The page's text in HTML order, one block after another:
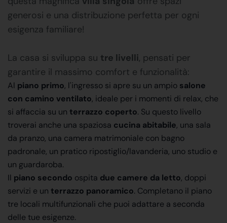
generosi e una distribuzione perfetta per ogni
esigenza familiare!
La casa si sviluppa su tre livelli, pensati per
garantire il massimo comfort e funzionalità:
Al piano primo, l'ingresso si apre su un ampio salone
con camino ventilato, ideale per i momenti di relax, che
si affaccia su un terrazzo coperto. Su questo livello
troverai anche una spaziosa cucina abitabile, una sala
da pranzo, una camera matrimoniale con bagno
padronale, un pratico ripostiglio/lavanderia, uno studio e
un guardaroba.
Il piano secondo ospita due camere da letto, doppi
servizi e un terrazzo panoramico. Completano il piano
tre locali multifunzionali che puoi adattare a seconda
delle tue esigenze.